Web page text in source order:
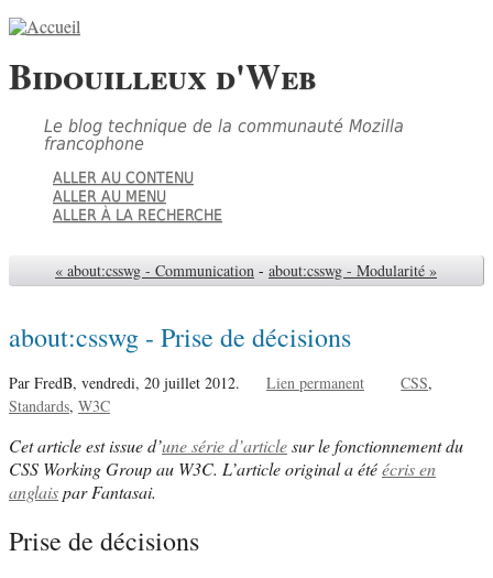
Bidouilleux d'Web
Le blog technique de la communauté Mozilla
francophone
ALLER AU CONTENU
ALLER AU MENU
ALLER À LA RECHERCHE
« about:csswg - Communication - about:csswg - Modularité »
about:csswg - Prise de décisions
Par FredB, vendredi, 20 juillet 2012. Lien permanent
CSS
Standards W3C
Cet article est issue d’une série d’articlesur le fonctionnement du
CSS Working Group au W3C. L’article original a étéécris en
anglaispar Fantasai.
Prise de décisions